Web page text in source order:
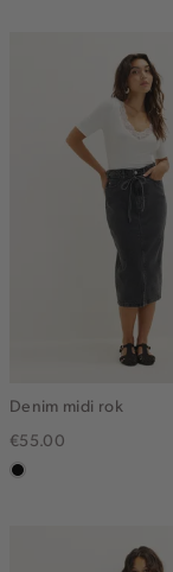
Denim midi rok
€55.00
zwart,